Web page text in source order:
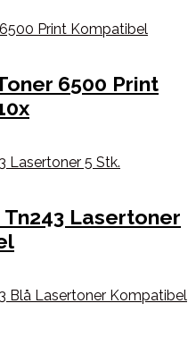
6500 Print
Lasertoner